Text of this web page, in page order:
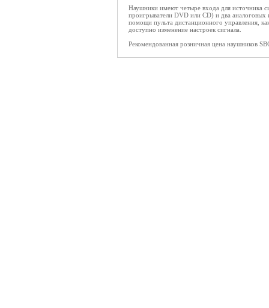
Наушники имеют четыре входа для источника
проигрыватели DVD или CD) и два
помощи пульта дистанционного управления,
доступно изменение настроек сигнала.
Рекомендованная розничная цена наушников